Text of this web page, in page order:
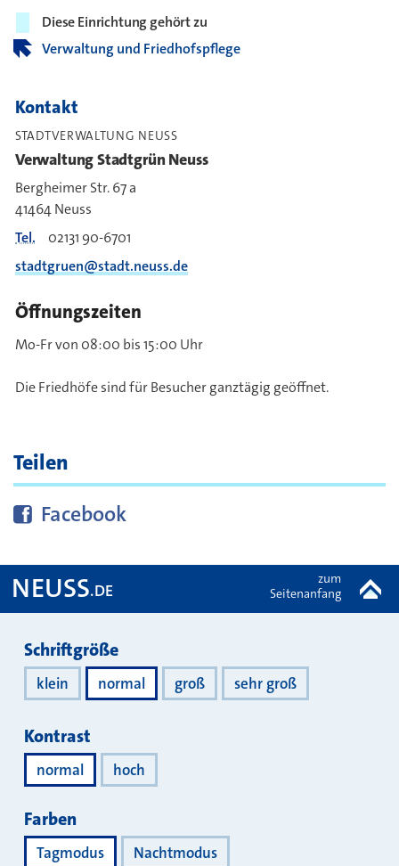
Diese Einrichtung gehört zu
Verwaltung und Friedhofspflege
Kontakt
STADTVERWALTUNG NEUSS
Verwaltung Stadtgrün Neuss
Bergheimer Str. 67 a
41464 Neuss
Tel.
02131 90-6701
stadtgruen@stadt.neuss.de
Öffnungszeiten
Mo-Fr von 08:00 bis 15:00 Uhr
Die Friedhöfe sind für Besucher ganztägig geöffnet.
Teilen
Diese Seite bei
Facebook
NEUSS.DE
zum
Seitenanfang
Darstellung
Schriftgröße
klein normal groß sehr groß
Kontrast
normal hoch
Farben
Tagmodus Nachtmodus